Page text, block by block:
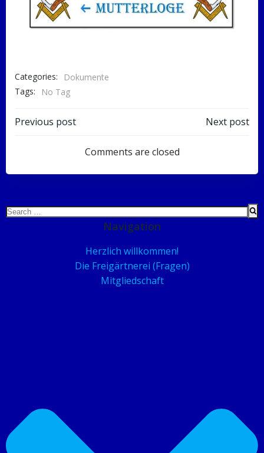
Categories:
Dokumente
Tags:
No Tag
Post
navigation
Previous post
navigation
Next post
Comments are closed
Search
Navigation
Herzlich willkommen!
Die Freigärtnerei (Fragen)
Mitgliedschaft